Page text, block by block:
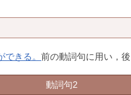
できる。前の動詞句に用い，
動詞句2